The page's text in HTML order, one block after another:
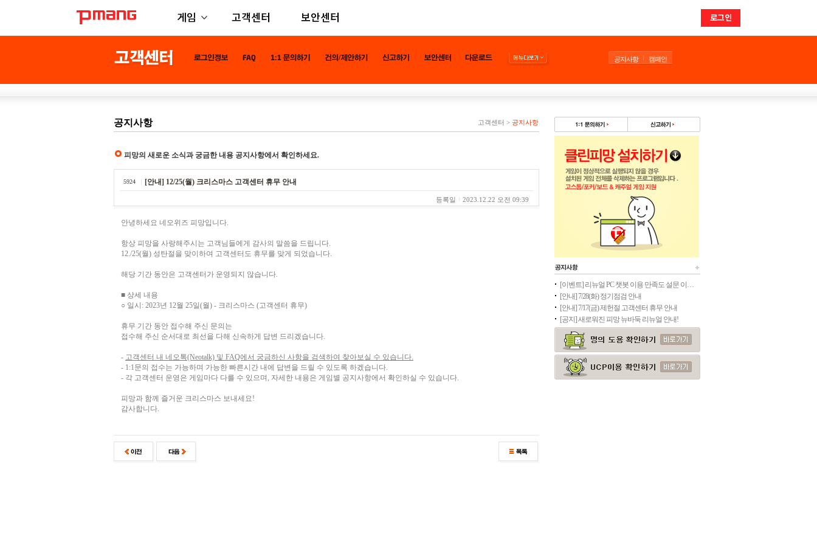
게임 고객센터 보안센터 로그인
공지사항 캠페인
공지사항 고객센터 > 공지사항
피망의 새로운 소식과 궁금한 내용 공지사항에서 확인하세요.
5924 [안내] 12/25(월) 크리스마스 고객센터 휴무 안내
등록일 2023.12.22 오전 09:39
안녕하세요 네오위즈 피망입니다.
항상 피망을 사랑해주시는 고객님들에게 감사의 말씀을 드립니다.
12./25(월) 성탄절을 맞이하여 고객센터도 휴무를 맞게 되었습니다.
해당 기간 동안은 고객센터가 운영되지 않습니다.
■ 상세 내용
○ 일시: 2023년 12월 25일(월) - 크리스마스 (고객센터 휴무)
휴무 기간 동안 접수해 주신 문의는
접수해 주신 순서대로 최선을 다해 신속하게 답변 드리겠습니다.
- 고객센터 내 네오톡(Neotalk) 및 FAQ에서 궁금하신 사항을 검색하여 찾아보실 수 있습니다.
- 1:1문의 접수는 가능하며 가능한 빠른시간 내에 답변을 드릴 수 있도록 하겠습니다.
- 각 고객센터 운영은 게임마다 다를 수 있으며, 자세한 내용은 게임별 공지사항에서 확인하실 수 있습니다.
피망과 함께 즐거운 크리스마스 보내세요!
감사합니다.
[이벤트] 리뉴얼 PC 챗봇 이용 만족도 설문 이벤트
[안내] 7/28(화) 정기점검 안내
[안내] 7/17(금) 제헌절 고객센터 휴무 안내
[공지] 새로워진 피망 뉴바둑 리뉴얼 안내!